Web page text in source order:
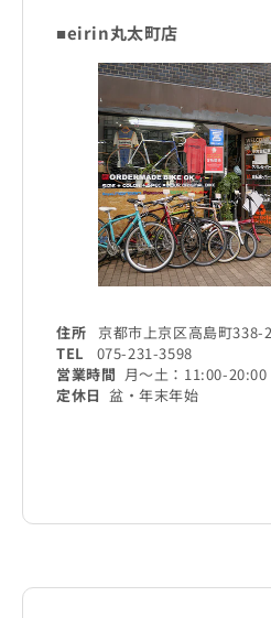
■eirin丸太町店
住所
京都市上京区高島町338-2
TEL
075-231-3598
営業時間 月～土：11:00-
定休日 盆・年末年始